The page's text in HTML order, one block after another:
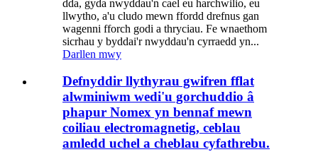
dda, gyda nwyddau'n cael eu harchwilio, eu
llwytho, a'u cludo mewn ffordd drefnus gan
wagenni fforch godi a thryciau. Fe wnaethom
sicrhau y byddai'r nwyddau'n cyrraedd yn...
Darllen mwy
Defnyddir llythyrau gwifren fflat
alwminiwm wedi'u gorchuddio â
phapur Nomex yn bennaf mewn
coiliau electromagnetig, ceblau
amledd uchel a cheblau cyfathrebu.